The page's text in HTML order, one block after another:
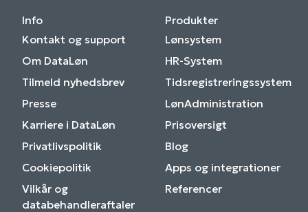
Info
Kontakt og support
Om DataLøn
Tilmeld nyhedsbrev
Presse
Karriere i DataLøn
Privatlivspolitik
Cookiepolitik
Vilkår og
databehandleraftaler
Produkter
Lønsystem
HR-System
Tidsregistreringssystem
LønAdministration
Prisoversigt
Blog
Apps og integrationer
Referencer